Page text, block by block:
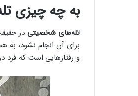
به چه چیزی
تله‌های شخصیتی در
برای آن انجام نشود، به
و رفتارهایی است که فرد